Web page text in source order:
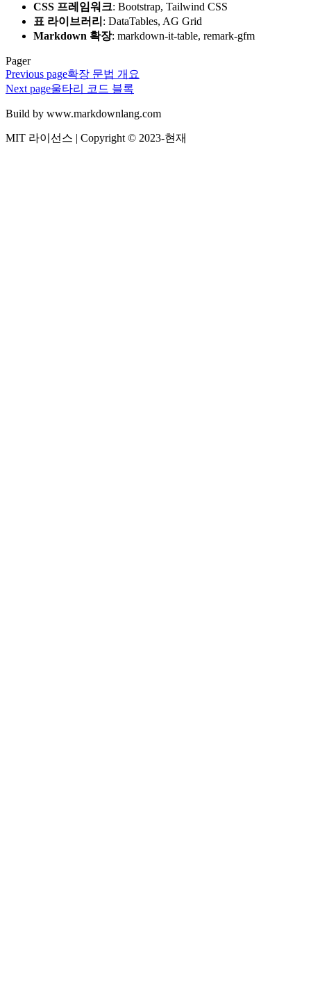
CSS 프레임워크: Bootstrap, Tailwind CSS
표 라이브러리 : DataTables, AG Grid
Markdown 확장: markdown-it-table, remark-gfm
Pager
Previous page확장 문법 개요
Next page울타리 코드 블록
Build by www.markdownlang.com
MIT 라이선스 | Copyright © 2023-현재